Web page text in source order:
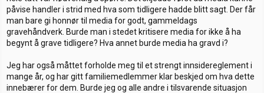
påvise handler i strid med hva som tidligere hadde blitt sagt. Der får
man bare gi honnør til media for godt, gammeldags
gravehåndverk. Burde man i stedet kritisere media for ikke å ha
begynt å grave tidligere? Hva annet burde media ha gravd i?
Jeg har også måttet forholde meg til et strengt innsidereglement i
mange år, og har gitt familiemedlemmer klar beskjed om hva dette
innebærer for dem. Burde jeg og alle andre i tilsvarende situasjon